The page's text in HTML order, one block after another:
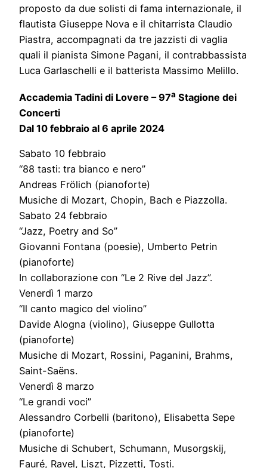
proposto da due solisti di fama internazionale, il
flautista Giuseppe Nova e il chitarrista Claudio
Piastra, accompagnati da tre jazzisti di vaglia
quali il pianista Simone Pagani, il contrabbassista
Luca Garlaschelli e il batterista Massimo Melillo.
Accademia Tadini di Lovere – 97a Stagione dei
Concerti
Dal 10 febbraio al 6 aprile 2024
Sabato 10 febbraio
“88 tasti: tra bianco e nero”
Andreas Frölich (pianoforte)
Musiche di Mozart, Chopin, Bach e Piazzolla.
Sabato 24 febbraio
“Jazz, Poetry and So”
Giovanni Fontana (poesie), Umberto Petrin
(pianoforte)
In collaborazione con “Le 2 Rive del Jazz”.
Venerdì 1 marzo
“Il canto magico del violino”
Davide Alogna (violino), Giuseppe Gullotta
(pianoforte)
Musiche di Mozart, Rossini, Paganini, Brahms,
Saint-Saëns.
Venerdì 8 marzo
“Le grandi voci”
Alessandro Corbelli (baritono), Elisabetta Sepe
(pianoforte)
Musiche di Schubert, Schumann, Musorgskij,
Fauré, Ravel, Liszt, Pizzetti, Tosti.